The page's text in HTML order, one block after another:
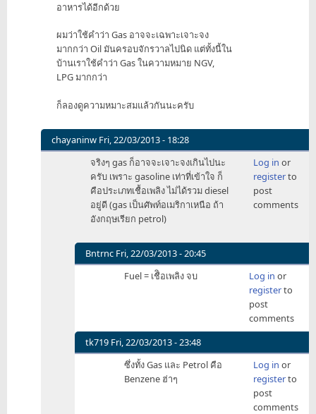
อาหารได้อีกด้วย
ผมว่าใช้คำว่า Gas อาจจะเฉพาะเจาะจง
มากกว่า Oil มันครอบจักรวาลไปนิด แต่ทั้งนี้ใน
บ้านเราใช้คำว่า Gas ในความหมาย NGV,
LPG มากกว่า
ก็ลองดูความหมาะสมแล้วกันนะครับ
chayaninw Fri, 22/03/2013 - 18:28
In
จริงๆ gas ก็อาจจะเจาะจงเกินไปนะ
ครับ เพราะ gasoline เท่าที่เข้าใจ ก็
คือประเภทเชื้อเพลิง ไม่ได้รวม diesel
อยู่ดี (gas เป็นศัพท์อเมริกาเหนือ ถ้า
อังกฤษเรียก petrol)
Log in or
registerto
post
comments
Bntrnc Fri, 22/03/2013 - 20:45
In
by
chayaninw
Fuel = เชืิอเพลิง จบ Log in or
registerto
post
comments
tk719 Fri, 22/03/2013 - 23:48
In
ซึ่งทั้ง Gas และ Petrol คือ
Benzene ฮ่าๆ
Log in or
registerto
post
comments